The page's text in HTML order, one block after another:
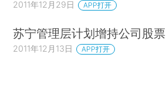
2011年12月29日 APP打开
苏宁管理层计划增持公司股票
2011年12月13日 APP打开